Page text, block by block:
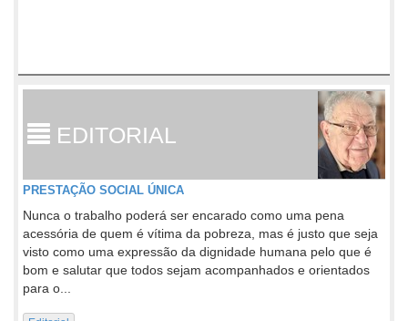
EDITORIAL
PRESTAÇÃO SOCIAL ÚNICA
Nunca o trabalho poderá ser encarado como uma pena
acessória de quem é vítima da pobreza, mas é justo que seja
visto como uma expressão da dignidade humana pelo que é
bom e salutar que todos sejam acompanhados e orientados
para o...